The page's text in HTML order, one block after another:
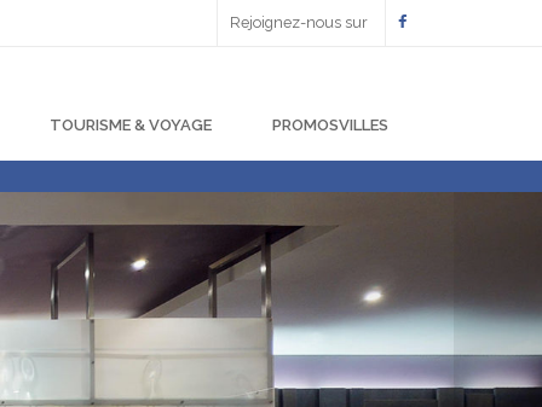
Rejoignez-nous sur
TOURISME & VOYAGE PROMOSVILLES